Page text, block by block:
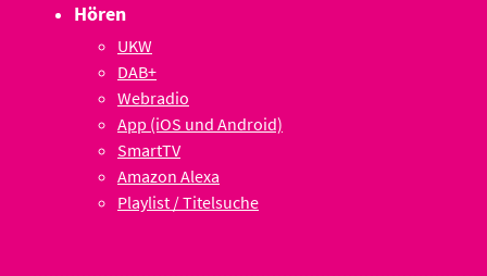
Hören
UKW
DAB+
Webradio
App (iOS und Android)
SmartTV
Amazon Alexa
Playlist / Titelsuche